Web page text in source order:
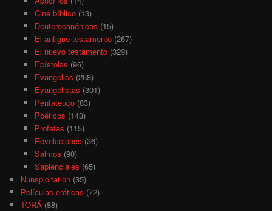
Cine bíblico(13)
Deuterocanónicos (15)
El antiguo testamento(267)
El nuevo testamento(329)
Epístolas (96)
Evangelios (268)
Evangelistas (301)
Pentateuco(83)
Poéticos (143)
Profetas (115)
Revelaciones (36)
Salmos (90)
Sapienciales (65)
Nunsploitation (35)
Películas eróticas (72)
TORÁ (88)